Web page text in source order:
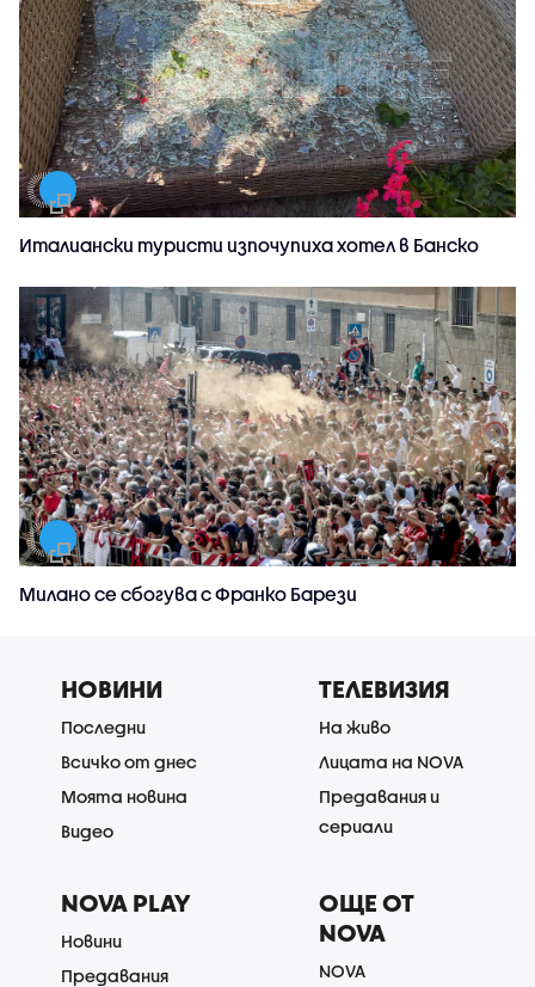
Италиански туристи изпочупиха хотел в Банско
Милано се сбогува с Франко Барези
НОВИНИ
Последни
Всичко от днес
Моята новина
Видео
ТЕЛЕВИЗИЯ
На живо
Лицата на NOVA
Предавания и
сериали
NOVA PLAY
Новини
Предавания
ОЩЕ ОТ
NOVA
NOVA